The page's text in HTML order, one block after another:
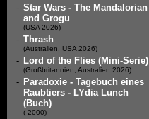
- Star Wars - The Mandalorian
and Grogu
(USA 2026)
- Thrash
(Australien, USA 2026)
- Lord of the Flies (Mini-Serie)
(Großbritannien, Australien 2026)
- Paradoxie - Tagebuch eines
Raubtiers - LYdia Lunch
(Buch)
( 2000)